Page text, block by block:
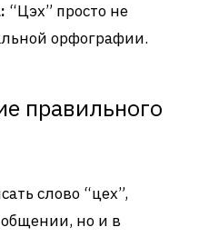
“Цэх” просто не
орфографии.
правильного
слово “цех”,
но и в